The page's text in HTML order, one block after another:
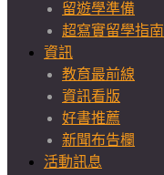
留遊學準備
超寫實留學指南
資訊
教育最前線
資訊看版
好書推薦
新聞布告欄
活動訊息